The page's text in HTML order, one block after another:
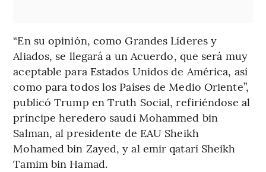
“En su opinión, como Grandes Líderes y
Aliados, se llegará a un Acuerdo, que será muy
aceptable para Estados Unidos de América, así
como para todos los Países de Medio Oriente”,
publicó Trump en Truth Social, refiriéndose al
príncipe heredero saudí Mohammed bin
Salman, al presidente de EAU Sheikh
Mohamed bin Zayed, y al emir qatarí Sheikh
Tamim bin Hamad.